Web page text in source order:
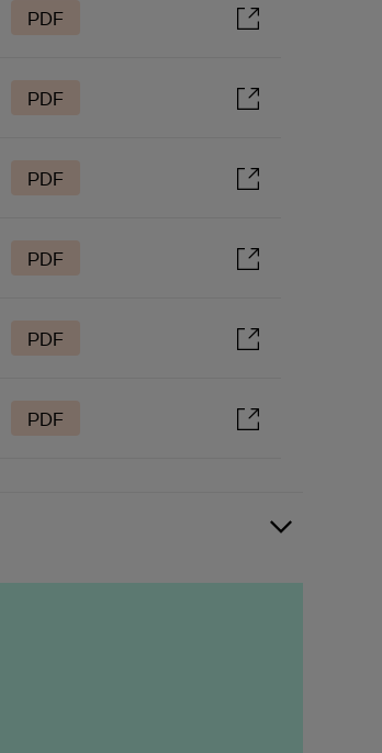
PDF
PDF
PDF
PDF
PDF
PDF